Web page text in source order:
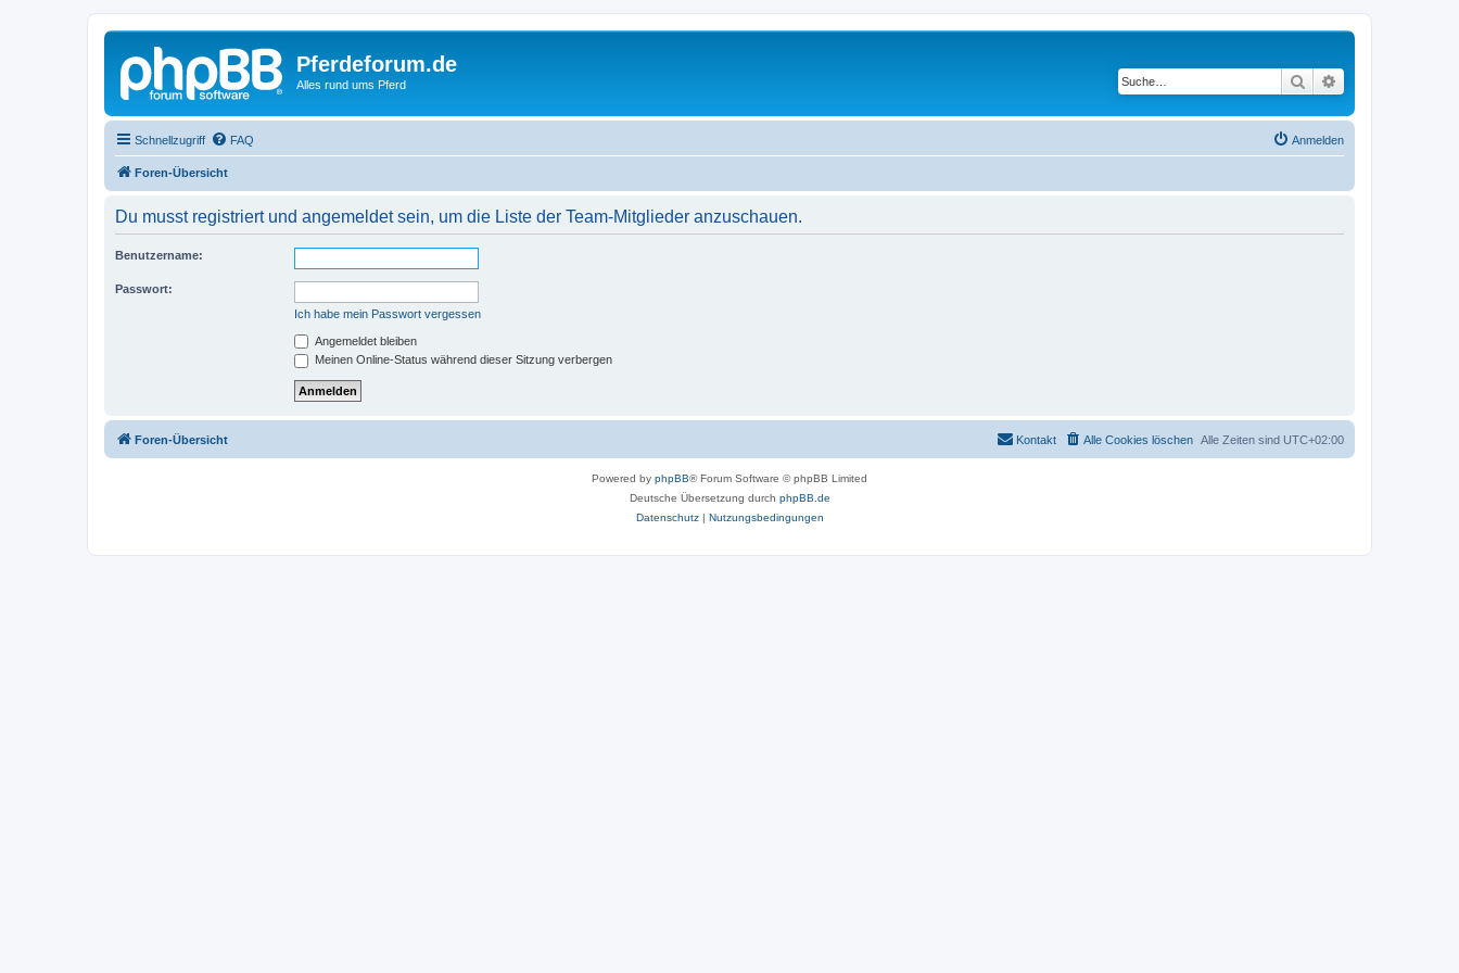
Pferdeforum.de
Alles rund ums Pferd Suche
Schnellzugriff FAQ Anmelden
Foren-Übersicht
Du musst registriert und angemeldet sein, um die Liste der Team-Mitglieder anzuschauen.
Benutzername:
Passwort:
Ich habe mein Passwort vergessen
Angemeldet bleiben
Meinen Online-Status während dieser Sitzung verbergen
Foren-Übersicht Alle Zeiten sind UTC+02:00
Alle Cookies löschen
Kontakt
Powered by phpBB® Forum Software © phpBB Limited
Deutsche Übersetzung durch phpBB.de
Datenschutz| Nutzungsbedingungen